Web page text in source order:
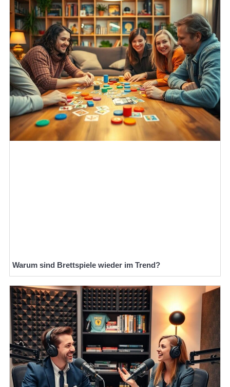
Warum sind Brettspiele wieder im Trend?